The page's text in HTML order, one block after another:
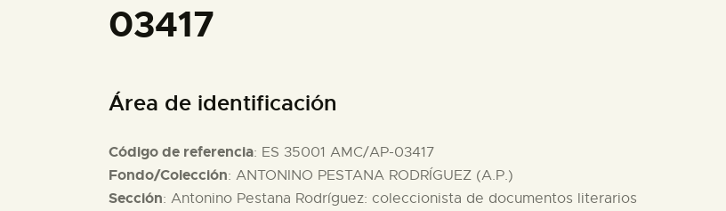
03417
Área de identificación
Código de referencia: ES 35001 AMC/AP-03417
Fondo/Colección: ANTONINO PESTANA RODRÍGUEZ (A.P.)
Sección: Antonino Pestana Rodríguez: coleccionista de documentos literarios